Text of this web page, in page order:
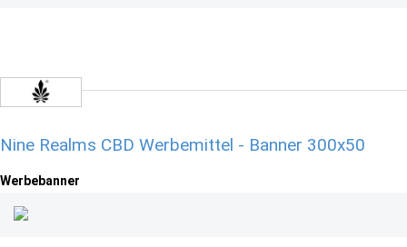
Nine Realms CBD Werbemittel - Banner 300x50
Werbebanner